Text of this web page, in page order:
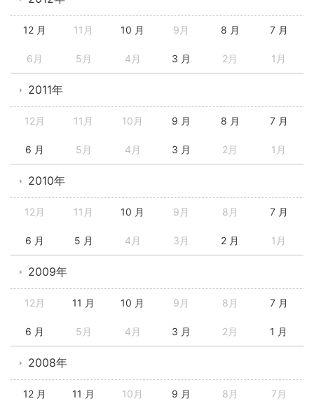
12 月 11月 10 月 9月 8 月 7 月
6月 5月 4月 3 月 2月 1月
2011年
12月 11月 10月 9 月 8 月 7 月
6 月 5月 4月 3 月 2月 1月
2010年
12月 11月 10 月 9月 8月 7 月
6 月 5 月 4月 3月 2 月 1月
2009年
12月 11 月 10 月 9月 8月 7 月
6 月 5月 4月 3 月 2月 1 月
2008年
12 月 11 月 10月 9 月 8月 7月